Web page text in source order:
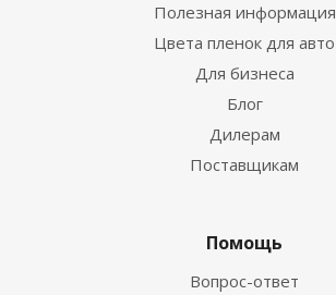
Полезная информация
Цвета пленок для авто
Для бизнеса
Блог
Дилерам
Поставщикам
Помощь
Вопрос-ответ